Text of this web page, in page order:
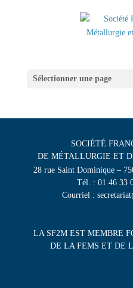
Sélectionner une page
SOCIÉTÉ
DE MÉTALLURGIE ET
28 rue Saint Dominique –
Tél. : 01 46 33
Courriel :
LA SF2M EST MEMBRE
DE LA FEMS ET DE